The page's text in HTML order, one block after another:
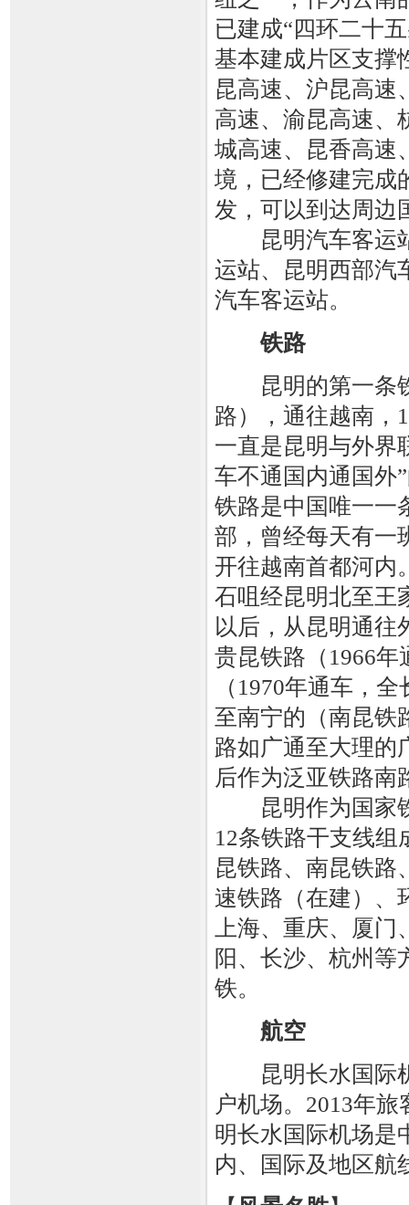
已建成“四环二十
基本建成片区支撑
昆高速、沪昆高速
高速、渝昆高速、
城高速、昆香高速
境，已经修建完成
发，可以到达周边
昆明汽车客运站
运站、昆明西部汽
汽车客运站。
铁路
昆明的第一条铁
路），通往越南，
一直是昆明与外界
车不通国内通国外
铁路是中国唯一一
部，曾经每天有一
开往越南首都河内
石咀经昆明北至王
以后，从昆明通往
贵昆铁路（1966
（1970年通车，
至南宁的（南昆铁
路如广通至大理的
后作为泛亚铁路南
昆明作为国家铁
12条铁路干支线
昆铁路、南昆铁路
速铁路（在建）、
上海、重庆、厦门
阳、长沙、杭州等
铁。
航空
昆明长水国际机
户机场。2013年
明长水国际机场是
内、国际及地区航